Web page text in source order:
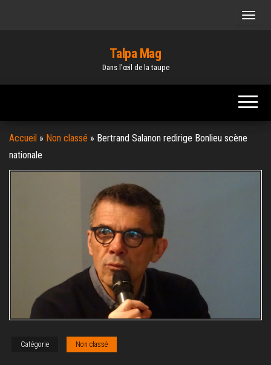
Talpa Mag
Dans l'œil de la taupe
Accueil » Non classé » Bertrand Salanon redirige Bonlieu scène
nationale
Catégorie Non classé